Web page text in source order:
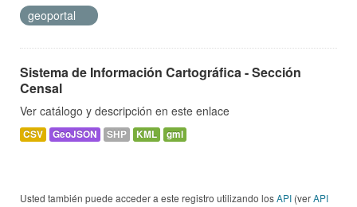
geoportal
Sistema de Información Cartográfica - Sección
Censal
Ver catálogo y descripción en este enlace
CSV GeoJSON SHP KML gml
Usted también puede acceder a este registro utilizando losAPI (verAPI